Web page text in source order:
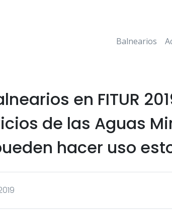
Balnearios
en FITUR
de las Aguas
hacer uso